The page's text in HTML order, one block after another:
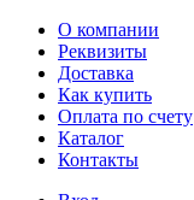
О компании
Реквизиты
Доставка
Как купить
Оплата по счету
Каталог
Контакты